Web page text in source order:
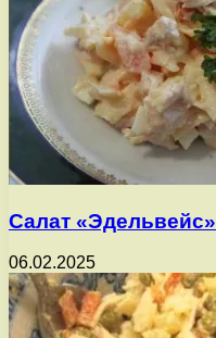
Салат «Эдельвейс»
06.02.2025